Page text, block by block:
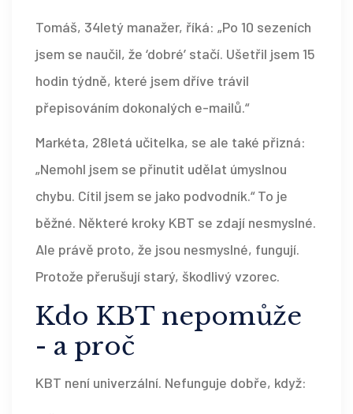
Tomáš, 34letý manažer, říká: „Po 10 sezeních
jsem se naučil, že ‘dobré’ stačí. Ušetřil jsem 15
hodin týdně, které jsem dříve trávil
přepisováním dokonalých e-mailů.“
Markéta, 28letá učitelka, se ale také přizná:
„Nemohl jsem se přinutit udělat úmyslnou
chybu. Cítil jsem se jako podvodník.“ To je
běžné. Některé kroky KBT se zdají nesmyslné.
Ale právě proto, že jsou nesmyslné, fungují.
Protože přerušují starý, škodlivý vzorec.
Kdo KBT nepomůže
- a proč
KBT není univerzální. Nefunguje dobře, když: